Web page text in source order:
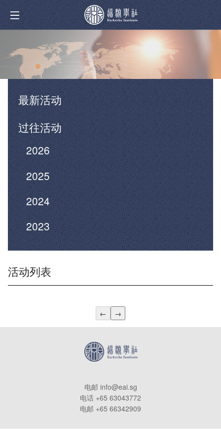
最新活动
过往活动
2026
2025
2024
2023
活动列表
← →
电邮 info@eai.sg
电话 +65 63043772
电邮 +65 66342909